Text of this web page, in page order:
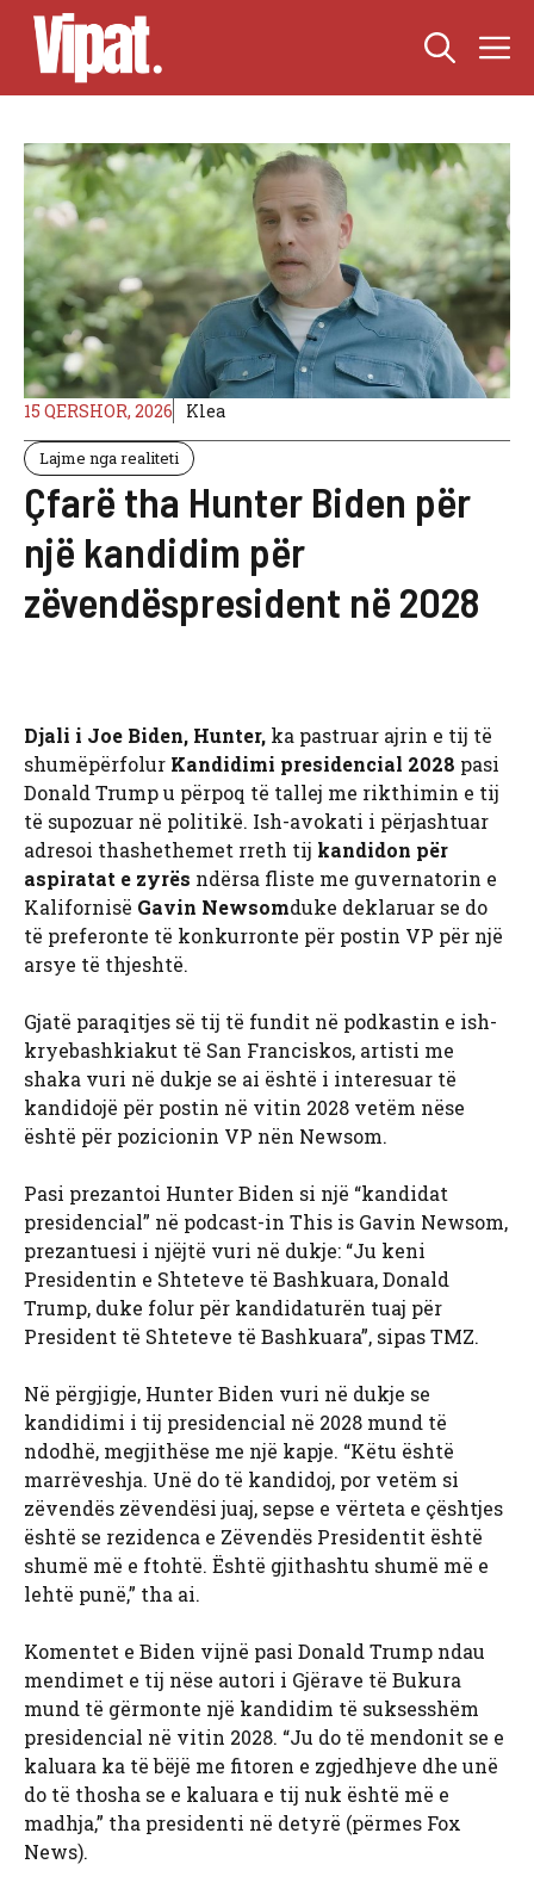
Skip
content
15 QERSHOR, 2026 Klea
Lajme nga realiteti
Çfarë tha Hunter Biden për
një kandidim për
zëvendëspresident në 2028
Djali i Joe Biden, Hunter, ka pastruar ajrin e tij të
shumëpërfolur Kandidimi presidencial 2028 pasi
Donald Trump u përpoq të tallej me rikthimin e tij
të supozuar në politikë. Ish-avokati i përjashtuar
adresoi thashethemet rreth tij kandidon për
aspiratat e zyrës ndërsa fliste me guvernatorin e
Kalifornisë Gavin Newsomduke deklaruar se do
të preferonte të konkurronte për postin VP për një
arsye të thjeshtë.
Gjatë paraqitjes së tij të fundit në podkastin e ish-
kryebashkiakut të San Franciskos, artisti me
shaka vuri në dukje se ai është i interesuar të
kandidojë për postin në vitin 2028 vetëm nëse
është për pozicionin VP nën Newsom.
Pasi prezantoi Hunter Biden si një “kandidat
presidencial” në podcast-in This is Gavin Newsom,
prezantuesi i njëjtë vuri në dukje: “Ju keni
Presidentin e Shteteve të Bashkuara, Donald
Trump, duke folur për kandidaturën tuaj për
President të Shteteve të Bashkuara”, sipas TMZ.
Në përgjigje, Hunter Biden vuri në dukje se
kandidimi i tij presidencial në 2028 mund të
ndodhë, megjithëse me një kapje. “Këtu është
marrëveshja. Unë do të kandidoj, por vetëm si
zëvendës zëvendësi juaj, sepse e vërteta e çështjes
është se rezidenca e Zëvendës Presidentit është
shumë më e ftohtë. Është gjithashtu shumë më e
lehtë punë,” tha ai.
Komentet e Biden vijnë pasi Donald Trump ndau
mendimet e tij nëse autori i Gjërave të Bukura
mund të gërmonte një kandidim të suksesshëm
presidencial në vitin 2028. “Ju do të mendonit se e
kaluara ka të bëjë me fitoren e zgjedhjeve dhe unë
do të thosha se e kaluara e tij nuk është më e
madhja,” tha presidenti në detyrë (përmes Fox
News).